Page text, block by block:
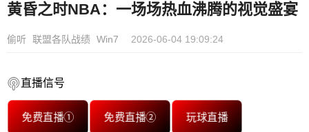
黄昏之时NBA：一场场热血沸腾的视觉盛宴
偷听 联盟各队战绩 Win7 2026-06-04 19:09:24
直播信号
免费直播① 免费直播② 玩球直播